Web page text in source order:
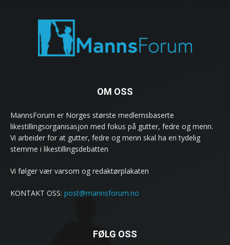
OM OSS
MannsForum er Norges største medlemsbaserte
likestillingsorganisasjon med fokus på gutter, fedre og menn.
Vi arbeider for at gutter, fedre og menn skal ha en tydelig
stemme i likestillingsdebatten
Vi følger vær varsom og redaktørplakaten
KONTAKT OSS: post@mannsforum.no
FØLG OSS